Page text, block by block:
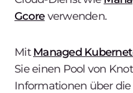
Gcoreverwenden.
MitManaged
Sie einen Pool von
Informationen über